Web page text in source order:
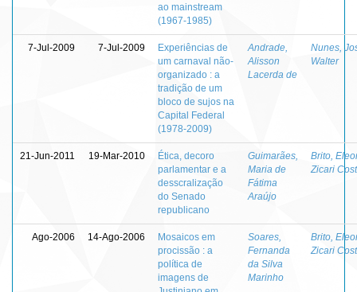
ao mainstream
(1967-1985)
7-Jul-2009 7-Jul-2009
Experiências de
um carnaval não-
organizado : a
tradição de um
bloco de sujos na
Capital Federal
(1978-2009)
Andrade,
Alisson
Lacerda de
Nunes,
Walter
21-Jun-2011 19-Mar-2010
Ética, decoro
parlamentar e a
desscralização
do Senado
republicano
Guimarães,
Maria de
Fátima
Araújo
Brito,
Zicari
Ago-2006 14-Ago-2006
Mosaicos em
procissão : a
política de
imagens de
Soares,
Fernanda
da Silva
Marinho
Brito,
Zicari